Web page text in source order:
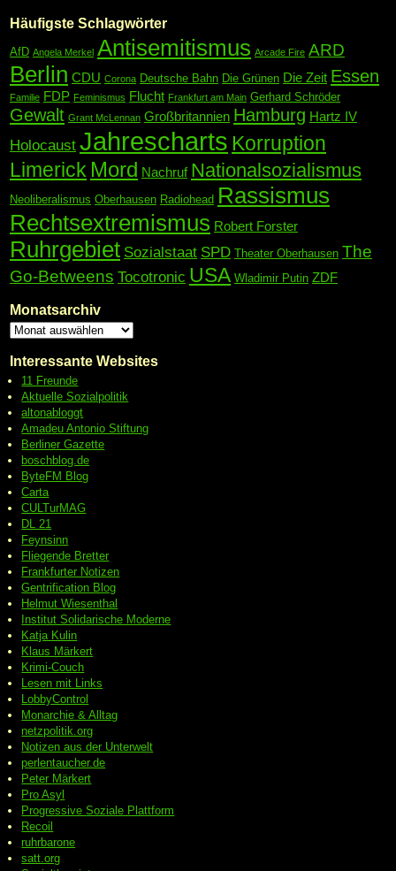
Häufigste Schlagwörter
AfD Angela Merkel Antisemitismus Arcade Fire ARD
Berlin CDU Corona Deutsche Bahn Die Grünen Die Zeit Essen
Familie FDP Feminismus Flucht Frankfurt am Main Gerhard Schröder
Gewalt Grant McLennan Großbritannien Hamburg Hartz IV
Holocaust Jahrescharts Korruption
Limerick Mord Nachruf Nationalsozialismus
Neoliberalismus Oberhausen Radiohead Rassismus
Rechtsextremismus Robert Forster
Ruhrgebiet Sozialstaat SPD Theater Oberhausen The
Go-Betweens Tocotronic USA Wladimir Putin ZDF
Monatsarchiv
Interessante Websites
11 Freunde
Aktuelle Sozialpolitik
altonabloggt
Amadeu Antonio Stiftung
Berliner Gazette
boschblog.de
ByteFM Blog
Carta
CULTurMAG
DL 21
Feynsinn
Fliegende Bretter
Frankfurter Notizen
Gentrification Blog
Helmut Wiesenthal
Institut Solidarische Moderne
Katja Kulin
Klaus Märkert
Krimi-Couch
Lesen mit Links
LobbyControl
Monarchie & Alltag
netzpolitik.org
Notizen aus der Unterwelt
perlentaucher.de
Peter Märkert
Pro Asyl
ProgressiveSoziale Plattform
Recoil
ruhrbarone
satt.org